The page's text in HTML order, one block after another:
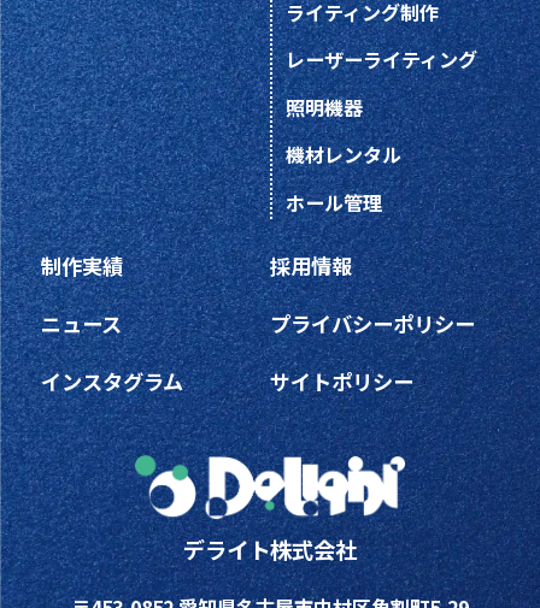
ライティング制作
レーザーライティング
照明機器
機材レンタル
ホール管理
制作実績
ニュース
インスタグラム
採用情報
プライバシーポリシー
サイトポリシー
デライト株式会社